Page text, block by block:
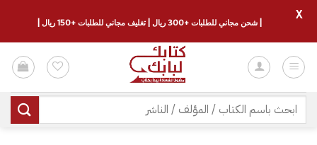
للمحتوى
البحث
عن:
| شحن مجاني للطلبات +300 ريال | تغليف مجاني للطلبات +150 ريال |
X